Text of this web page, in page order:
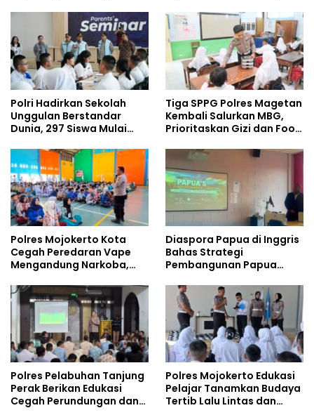
Polri Hadirkan Sekolah
Unggulan Berstandar
Dunia, 297 Siswa Mulai
Tiga SPPG Polres Magetan
Kembali Salurkan MBG,
Prioritaskan Gizi dan Food
Polres Mojokerto Kota
Cegah Peredaran Vape
Mengandung Narkoba,
Kalangan Remaja
Diaspora Papua di Inggris
Bahas Strategi
Pembangunan Papua
Doktoral Internasional
Polres Pelabuhan Tanjung
Perak Berikan Edukasi
Cegah Perundungan dan
Polres Mojokerto Edukasi
Pelajar Tanamkan Budaya
Tertib Lalu Lintas dan